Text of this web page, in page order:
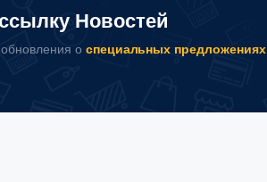
Новостей
о специальных предложениях.